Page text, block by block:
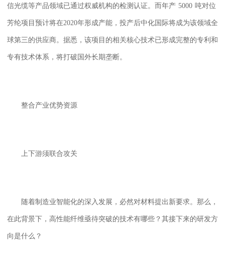
信光缆等产品领域已通过权威机构的检测认证。而年产 5000 吨对位
芳纶项目预计将在2020年形成产能，投产后中化国际将成为该领域全
球第三的供应商。据悉，该项目的相关核心技术已形成完整的专利和
专有技术体系，将打破国外长期垄断。
整合产业优势资源
上下游须联合攻关
随着制造业智能化的深入发展，必然对材料提出新要求。那么，
在此背景下，高性能纤维亟待突破的技术有哪些？其接下来的研发方
向是什么？